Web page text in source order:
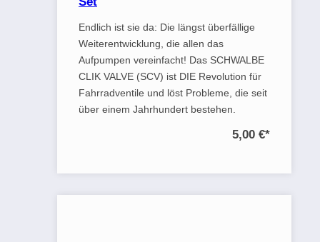
Endlich ist sie da: Die längst überfällige
Weiterentwicklung, die allen das
Aufpumpen vereinfacht! Das SCHWALBE
CLIK VALVE (SCV) ist DIE Revolution für
Fahrradventile und löst Probleme, die seit
über einem Jahrhundert bestehen.
5,00 €*